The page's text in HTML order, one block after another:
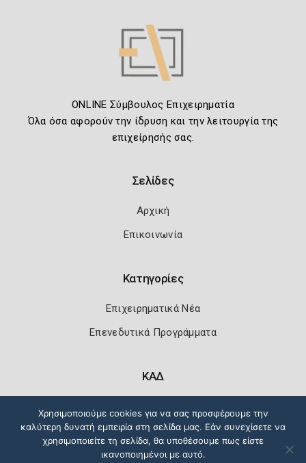
ONLINE Σύμβουλος Επιχειρηματία
Όλα όσα αφορούν την ίδρυση και την λειτουργία της
επιχείρησής σας.
Σελίδες
Αρχική
Επικοινωνία
Κατηγορίες
Επιχειρηματικά Νέα
Επενεδυτικά Προγράμματα
ΚΑΔ
Χρησιμοποιούμε cookies για να σας προσφέρουμε την
καλύτερη δυνατή εμπειρία στη σελίδα μας. Εάν συνεχίσετε να
χρησιμοποιείτε τη σελίδα, θα υποθέσουμε πως είστε
ικανοποιημένοι με αυτό.